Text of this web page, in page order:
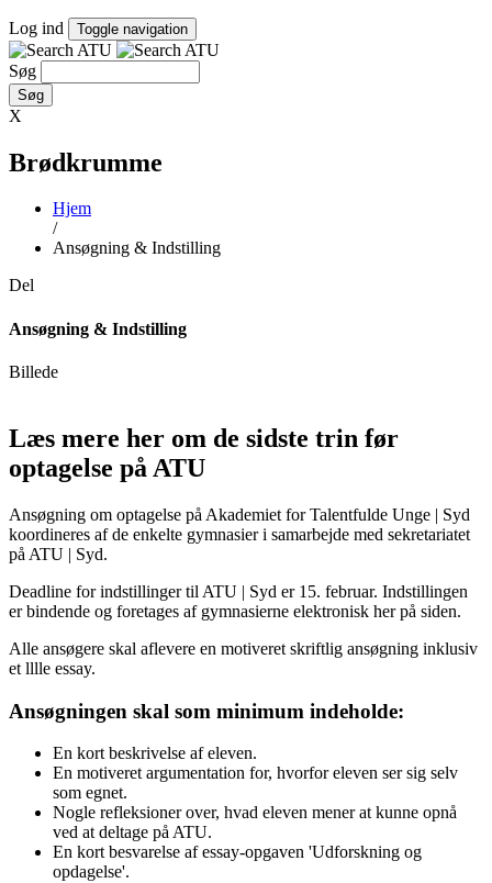
Log ind Toggle navigation
Søg
X
Brødkrumme
Hjem
/
Ansøgning & Indstilling
Del
Ansøgning & Indstilling
Billede
Læs mere her om de sidste trin før
optagelse på ATU
Ansøgning om optagelse på Akademiet for Talentfulde Unge | Syd
koordineres af de enkelte gymnasier i samarbejde med sekretariatet
på ATU | Syd.
Deadline for indstillinger til ATU | Syd er 15. februar. Indstillingen
er bindende og foretages af gymnasierne elektronisk her på siden.
Alle ansøgere skal aflevere en motiveret skriftlig ansøgning inklusiv
et lllle essay.
Ansøgningen skal som minimum indeholde:
En kort beskrivelse af eleven.
En motiveret argumentation for, hvorfor eleven ser sig selv
som egnet.
Nogle refleksioner over, hvad eleven mener at kunne opnå
ved at deltage på ATU.
En kort besvarelse af essay-opgaven 'Udforskning og
opdagelse'.